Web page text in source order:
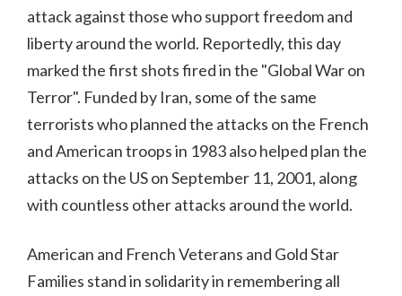
attack against those who support freedom and
liberty around the world. Reportedly, this day
marked the first shots fired in the "Global War on
Terror". Funded by Iran, some of the same
terrorists who planned the attacks on the French
and American troops in 1983 also helped plan the
attacks on the US on September 11, 2001, along
with countless other attacks around the world.
American and French Veterans and Gold Star
Families stand in solidarity in remembering all